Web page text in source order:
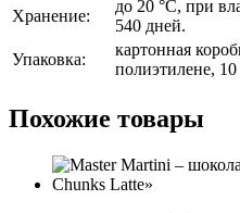
Хранение:
до 20 °C, при
540 дней.
Упаковка:
картонная
полиэтилене, 10
Похожие товары